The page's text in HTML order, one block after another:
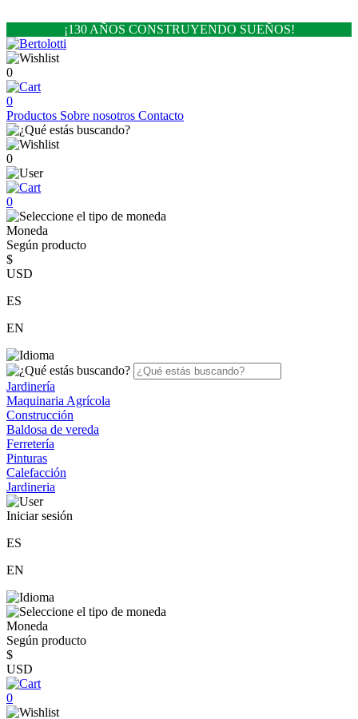
¡130 AÑOS CONSTRUYENDO SUEÑOS!
0
0
Productos Sobre nosotros Contacto
0
0
Moneda
Según producto
$
USD
ES
EN
Jardinería
Maquinaria Agrícola
Construcción
Baldosa de vereda
Ferretería
Pinturas
Calefacción
Jardineria
Iniciar sesión
ES
EN
Moneda
Según producto
$
USD
0